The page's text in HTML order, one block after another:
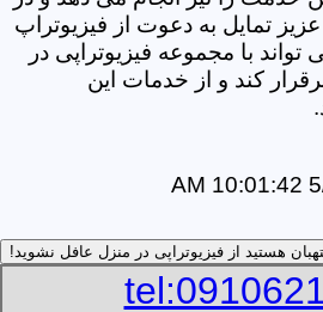
تمایل به دعوت از فیزیوتراپ
با مجموعه فیزیوتراپی در
کند و از خدمات این
5/
هستید از فیزیوتراپی در منزل عافل نشوید!